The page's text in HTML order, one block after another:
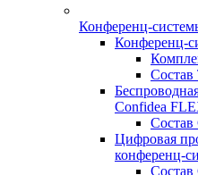
Конференц-
Конференц-
Состав
Confidea
Цифровая
конференц-
Состав